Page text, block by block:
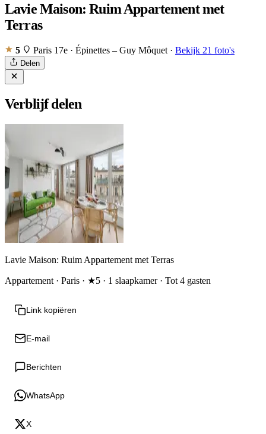
Lavie Maison: Ruim Appartement met
Terras
5 Paris 17e · Épinettes – Guy Môquet · Bekijk 21 foto's
Delen
Verblijf delen
Lavie Maison: Ruim Appartement met Terras
Appartement · Paris · ★5 · 1 slaapkamer · Tot 4 gasten
Link kopiëren
E-mail
Berichten
WhatsApp
X